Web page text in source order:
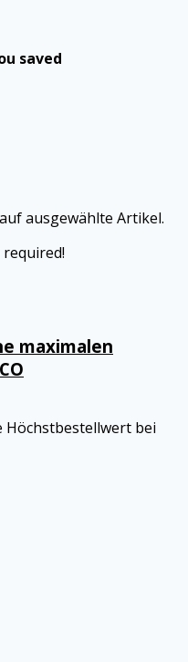
saved
ausgewählte Artikel.
maximalen
Höchstbestellwert bei